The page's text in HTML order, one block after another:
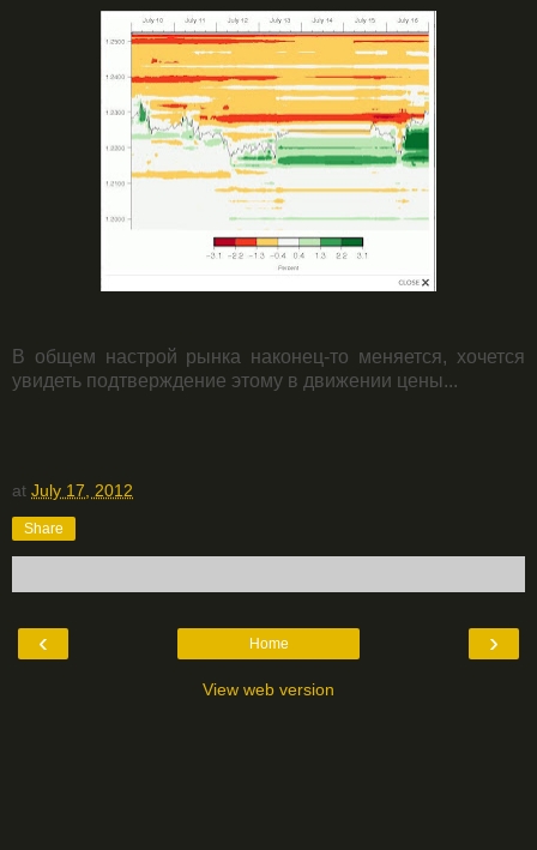
В общем настрой рынка наконец-то меняется, хочется
увидеть подтверждение этому в движении цены...
at July 17, 2012
Share
‹ ›
Home
View web version